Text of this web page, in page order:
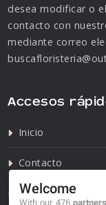
desea modificar o
contacto con
mediante correo
Accesos
Inicio
Contacto
Política de
Welcome
With our 476partners